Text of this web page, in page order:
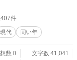
件
現代 同い年
数 0
文字数 41,041